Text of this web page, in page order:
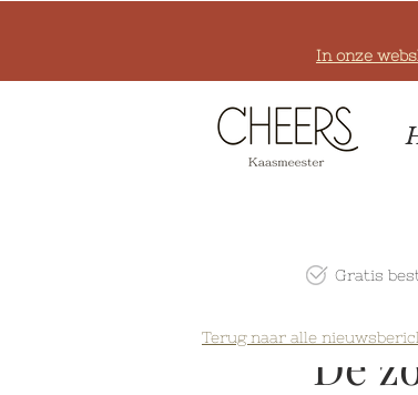
In onze
De
Gratis
Terug naar alle